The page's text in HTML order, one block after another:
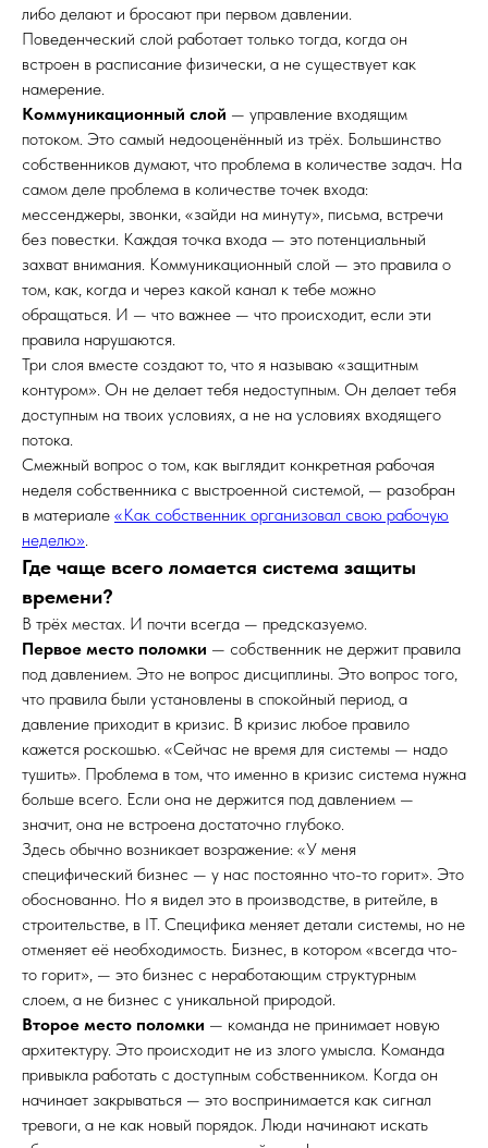
либо делают и бросают при первом давлении.
Поведенческий слой работает только тогда, когда он
встроен в расписание физически, а не существует как
намерение.
Коммуникационный слой — управление входящим
потоком. Это самый недооценённый из трёх. Большинство
собственников думают, что проблема в количестве задач. На
самом деле проблема в количестве точек входа:
мессенджеры, звонки, «зайди на минуту», письма, встречи
без повестки. Каждая точка входа — это потенциальный
захват внимания. Коммуникационный слой — это правила о
том, как, когда и через какой канал к тебе можно
обращаться. И — что важнее — что происходит, если эти
правила нарушаются.
Три слоя вместе создают то, что я называю «защитным
контуром». Он не делает тебя недоступным. Он делает тебя
доступным на твоих условиях, а не на условиях входящего
потока.
Смежный вопрос о том, как выглядит конкретная рабочая
неделя собственника с выстроенной системой, — разобран
в материале «Как собственник организовал свою рабочую
неделю».
Где чаще всего ломается система защиты
времени?
В трёх местах. И почти всегда — предсказуемо.
Первое место поломки — собственник не держит правила
под давлением. Это не вопрос дисциплины. Это вопрос того,
что правила были установлены в спокойный период, а
давление приходит в кризис. В кризис любое правило
кажется роскошью. «Сейчас не время для системы — надо
тушить». Проблема в том, что именно в кризис система нужна
больше всего. Если она не держится под давлением —
значит, она не встроена достаточно глубоко.
Здесь обычно возникает возражение: «У меня
специфический бизнес — у нас постоянно что-то горит». Это
обоснованно. Но я видел это в производстве, в ритейле, в
строительстве, в IT. Специфика меняет детали системы, но не
отменяет её необходимость. Бизнес, в котором «всегда что-
то горит», — это бизнес с неработающим структурным
слоем, а не бизнес с уникальной природой.
Второе место поломки — команда не принимает новую
архитектуру. Это происходит не из злого умысла. Команда
привыкла работать с доступным собственником. Когда он
начинает закрываться — это воспринимается как сигнал
тревоги, а не как новый порядок. Люди начинают искать